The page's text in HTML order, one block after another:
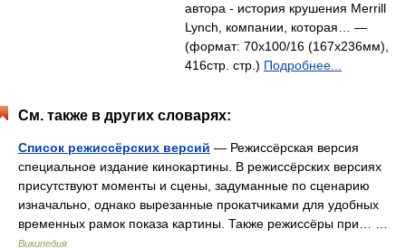
автора - история крушения Merrill
Lynch, компании, которая… —
(формат: 70x100/16 (167x236мм),
416стр. стр.) Подробнее...
См. также в других словарях:
Список режиссёрских версий — Режиссёрская версия
специальное издание кинокартины. В режиссёрских версиях
присутствуют моменты и сцены, задуманные по сценарию
изначально, однако вырезанные прокатчиками для удобных
временных рамок показа картины. Также режиссёры при… …
Википедия